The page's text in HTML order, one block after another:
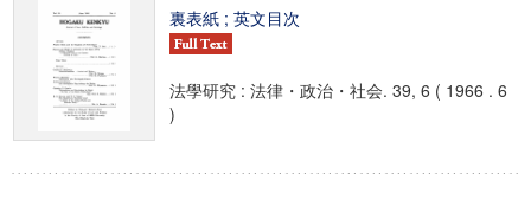
裏表紙 ; 英文目次
法學研究 : 法律・政治・社会. 39, 6 ( 1966 . 6
)